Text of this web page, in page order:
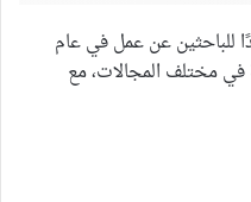
للباحثين عن عمل في عام
في مختلف المجالات، مع